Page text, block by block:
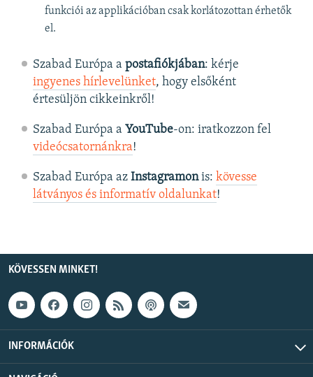
funkciói az applikációban csak korlátozottan érhetők
el.
Szabad Európa a postafiókjában: kérje
ingyenes hírlevelünket, hogy elsőként
értesüljön cikkeinkről!
Szabad Európa a YouTube-on: iratkozzon fel
videócsatornánkra!
Szabad Európa az Instagramonis: kövesse
látványos és informatív oldalunkat! ​
KÖVESSEN MINKET!
INFORMÁCIÓK